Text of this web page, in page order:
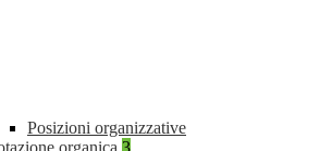
Posizioni organizzative